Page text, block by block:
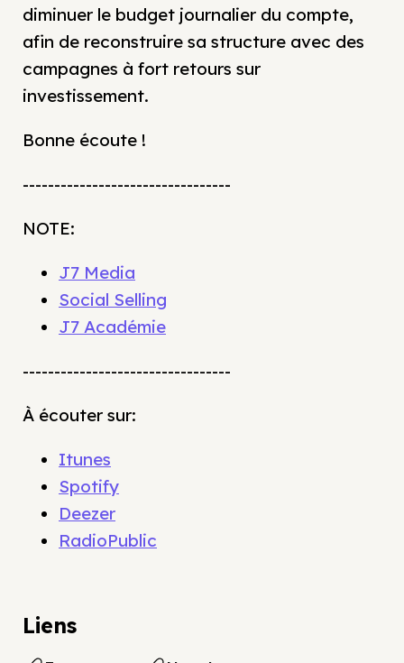
diminuer le budget journalier du compte,
afin de reconstruire sa structure avec des
campagnes à fort retours sur
investissement.
Bonne écoute !
---------------------------------
NOTE:
J7 Media
Social Selling
J7 Académie
---------------------------------
À écouter sur:
Itunes
Spotify
Deezer
RadioPublic
Liens